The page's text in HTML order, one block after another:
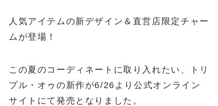
人気アイテムの新デザイン＆直営店限定チャー
ムが登場！
この夏のコーディネートに取り入れたい、トリ
プル・オゥの新作が6/26より公式オンライン
サイトにて発売となりました。